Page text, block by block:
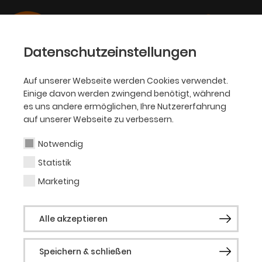
Datenschutzeinstellungen
Auf unserer Webseite werden Cookies verwendet.
Einige davon werden zwingend benötigt, während
es uns andere ermöglichen, Ihre Nutzererfahrung
auf unserer Webseite zu verbessern.
Notwendig
Statistik
Marketing
Alle akzeptieren
Speichern & schließen
22.12.2021 BALLETT, PHILHARMONIKER
Ballett Dortmund und
Dortmunder Philharmoniker
gewinnen australischen Filmpreis
Tanzfilm »Verklärte Nacht« beim Inspired
Dance Filmfestival ausgezeichnet